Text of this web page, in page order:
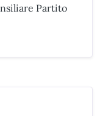
Partito